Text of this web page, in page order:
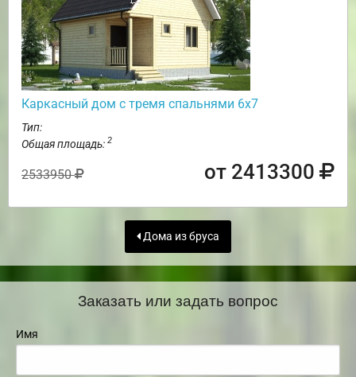
Каркасный дом с тремя спальнями 6х7
Тип:
Общая площадь: 2
2533950 от 2413300
Дома из бруса
Заказать или задать вопрос
Имя